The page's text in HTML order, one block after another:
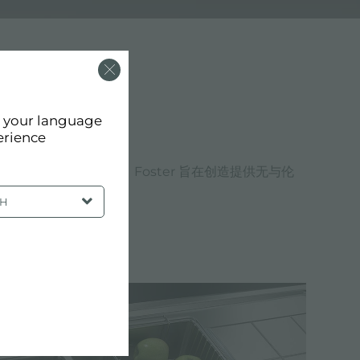
的价值和设计选择。Foster 旨在创造提供无与伦
your language